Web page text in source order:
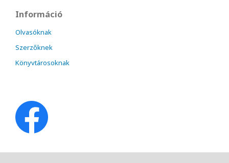
Információ
Olvasóknak
Szerzőknek
Könyvtárosoknak